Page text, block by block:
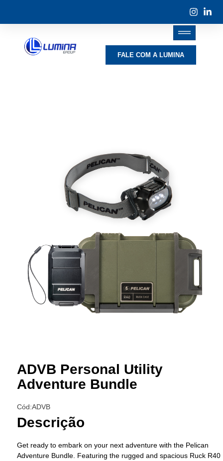
FALE COM A LUMINA
ADVB Personal Utility
Adventure Bundle
Cód:ADVB
Descrição
Get ready to embark on your next adventure with the Pelican
Adventure Bundle. Featuring the rugged and spacious Ruck R40